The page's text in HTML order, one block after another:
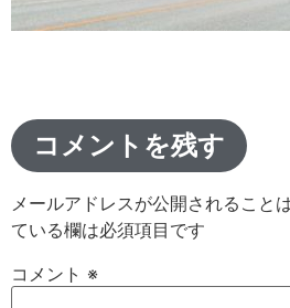
コメントを残す
メールアドレスが公開されること
ている欄は必須項目です
コメント ※